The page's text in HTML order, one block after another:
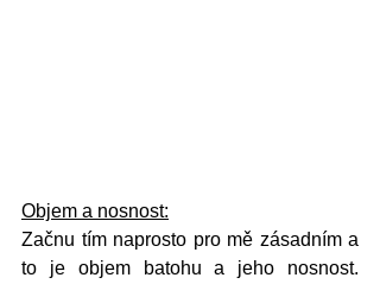
Objem a nosnost:
Začnu tím naprosto pro mě zásadním a
to je objem batohu a jeho nosnost.